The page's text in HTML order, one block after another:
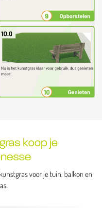
koop je
voor je tuin, balkon en